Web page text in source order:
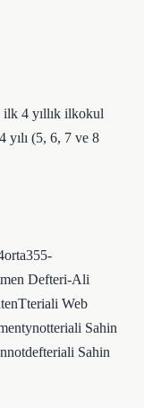
4 yıllık ilkokul
yılı (5, 6, 7 ve 8
Defteri-Ali
Web
Sahin
Sahin